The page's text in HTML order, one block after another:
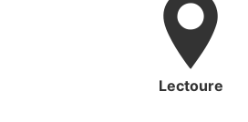
Lectoure